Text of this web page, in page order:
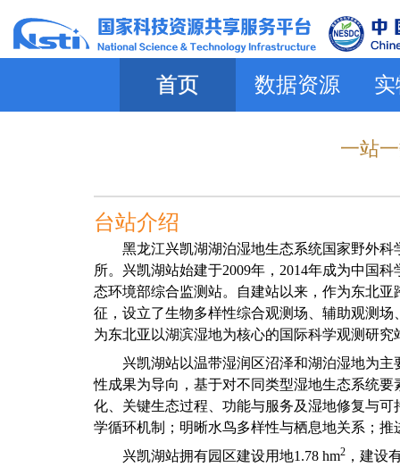
首页 数据资源
一站
台站介绍
黑龙江兴凯湖湖泊湿地生态系统国家野外科
所。兴凯湖站始建于2009年， 2014年成为中国科
态环境部综合监测站。自建站以来，作为东北
征，设立了生物多样性综合观测场、辅助观测
为东北亚以湖滨湿地为核心的国际科学观测研
兴凯湖站以温带湿润区沼泽和湖泊湿地为
性成果为导向，基于对不同类型湿地生态系统
化、关键生态过程、功能与服务及湿地修复与
学循环机制；明晰水鸟多样性与栖息地关系；
兴凯湖站拥有园区建设用地1.78 hm2 ，建设